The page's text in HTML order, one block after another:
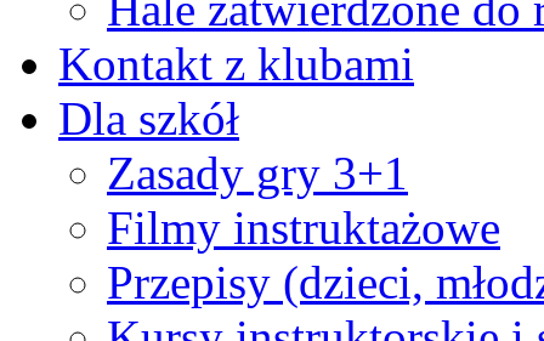
Kontakt z klubami
Dla szkół
Zasady gry 3+1
Filmy instruktażowe
Przepisy (dzieci,